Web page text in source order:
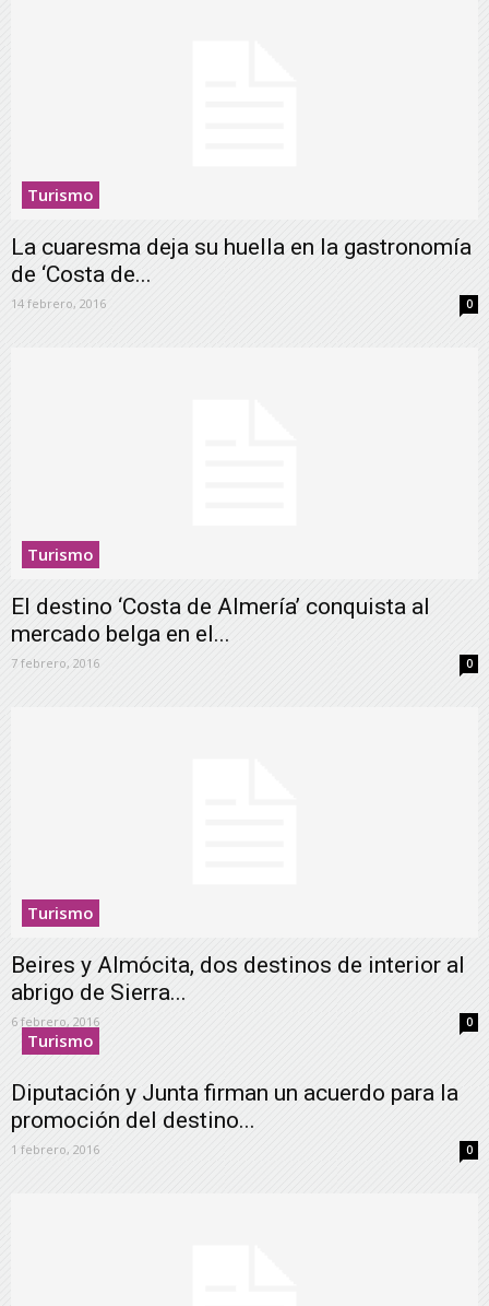
Turismo
La cuaresma deja su huella en la gastronomía
de ‘Costa de...
14 febrero, 2016 0
Turismo
El destino ‘Costa de Almería’ conquista al
mercado belga en el...
7 febrero, 2016 0
Turismo
Beires y Almócita, dos destinos de interior al
abrigo de Sierra...
6 febrero, 2016 0
Turismo
Diputación y Junta firman un acuerdo para la
promoción del destino...
1 febrero, 2016 0